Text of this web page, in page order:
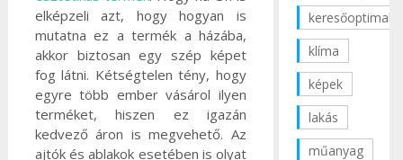
elképzeli azt, hogy hogyan is
mutatna ez a termék a házába,
akkor biztosan egy szép képet
fog látni. Kétségtelen tény, hogy
egyre több ember vásárol ilyen
terméket, hiszen ez igazán
kedvező áron is megvehető. Az
ajtók és ablakok esetében is olyat
klíma
képek
lakás
műanyag